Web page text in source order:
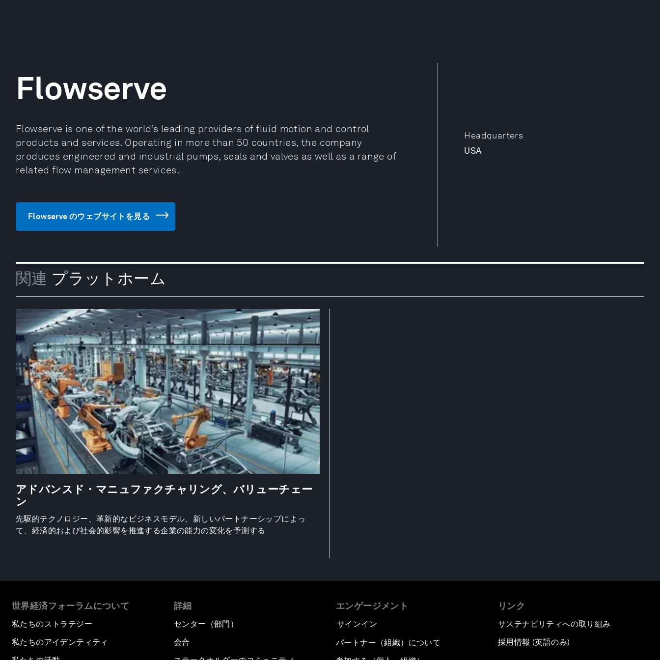
Headquarters
USA
Flowserve
Flowserve is one of the world’s leading providers of fluid motion and control
products and services. Operating in more than 50 countries, the company
produces engineered and industrial pumps, seals and valves as well as a range of
related flow management services.
Flowserve のウェブサイトを見る
関連 プラットホーム
アドバンスド・マニュファクチャリング、バリューチェー
ン
先駆的テクノロジー、革新的なビジネスモデル、新しいパートナーシップによっ
て、経済的および社会的影響を推進する企業の能力の変化を予測する
世界経済フォーラムについて
私たちのストラテジー
私たちのアイデンティティ
詳細
センター（部門）
会合
エンゲージメント
サインイン
パートナー（組織）について
リンク
サステナビリティへの取り組み
採用情報 (英語のみ)